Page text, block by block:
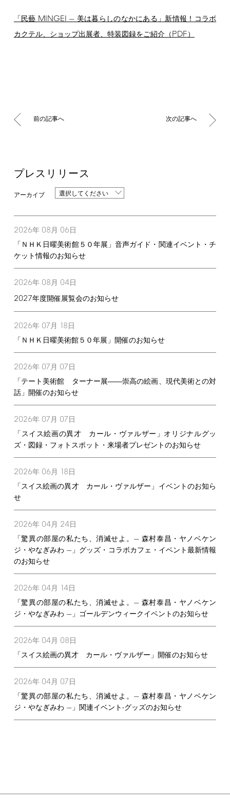
「民藝 MINGEI — 美は暮らしのなかにある」新情報！コラボ
カクテル、ショップ出展者、特装図録をご紹介（PDF）
前の記事へ 次の記事へ
プレスリリース
選択してください
2026年 08月 06 日
「ＮＨＫ日曜美術館５０年展」音声ガイド・関連イベント・チ
ケット情報のお知らせ
2026年 08月 04日
2027年度開催展覧会のお知らせ
2026年 07月 18 日
「ＮＨＫ日曜美術館５０年展」開催のお知らせ
2026年 07月 07 日
「テート美術館 ターナー展――崇高の絵画、現代美術との対
話」開催のお知らせ
2026年 07月 07 日
「スイス絵画の異才 カール・ヴァルザー」オリジナルグッ
ズ・図録・フォトスポット・来場者プレゼントのお知らせ
2026年 06月 18 日
「スイス絵画の異才 カール・ヴァルザー」イベントのお知ら
せ
2026年 04月 24日
「驚異の部屋の私たち、消滅せよ。— 森村泰昌・ヤノベケン
ジ・やなぎみわ —」グッズ・コラボカフェ・イベント最新情報
のお知らせ
2026年 04月 14日
「驚異の部屋の私たち、消滅せよ。— 森村泰昌・ヤノベケン
ジ・やなぎみわ —」ゴールデンウィークイベントのお知らせ
2026年 04月 08 日
「スイス絵画の異才 カール・ヴァルザー」開催のお知らせ
2026年 04月 07 日
「驚異の部屋の私たち、消滅せよ。— 森村泰昌・ヤノベケン
ジ・やなぎみわ —」関連イベント‧グッズのお知らせ